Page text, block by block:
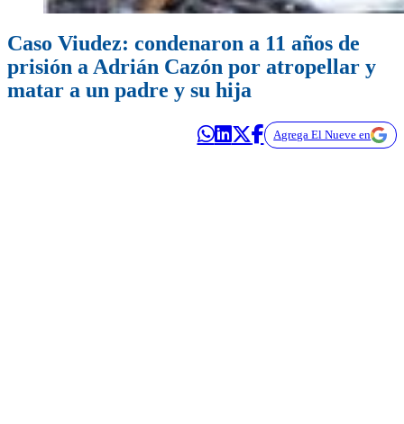
Caso Viudez: condenaron a 11 años de
prisión a Adrián Cazón por atropellar y
matar a un padre y su hija
Agrega El Nueve en